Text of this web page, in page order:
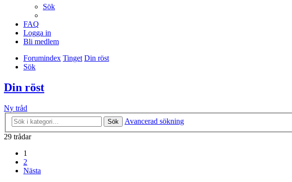
Sök
FAQ
Logga in
Bli medlem
Forumindex Tinget Din röst
Sök
Din röst
Ny tråd
Sök
Avancerad sökning
29 trådar
1
2
Nästa